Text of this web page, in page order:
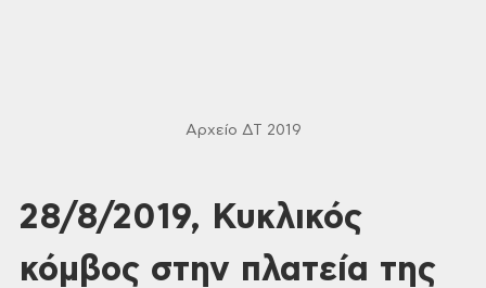
Αρχείο ΔΤ 2019
28/8/2019, Κυκλικός
κόμβος στην πλατεία της